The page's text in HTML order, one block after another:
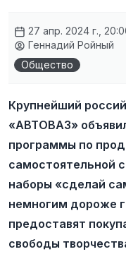
27 апр. 2024 г.,
Геннадий Ройный
Общество
Крупнейший
«АВТОВАЗ»
программы по
самостоятельной
наборы «сделай
немногим дороже
предоставят
свободы